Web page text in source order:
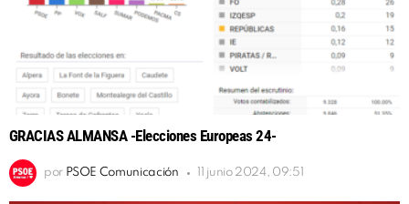
GRACIAS ALMANSA -Elecciones Europeas 24-
por PSOE Comunicación 11 junio 2024, 09:51